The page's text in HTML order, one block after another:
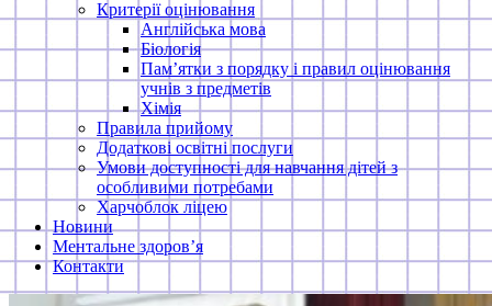
Критерії оцінювання
Англійська мова
Біологія
Пам’ятки з порядку і правил оцінювання
учнів з предметів
Хімія
Правила прийому
Додаткові освітні послуги
Умови доступності для навчання дітей з
особливими потребами
Харчоблок ліцею
Новини
Ментальне здоров’я
Контакти